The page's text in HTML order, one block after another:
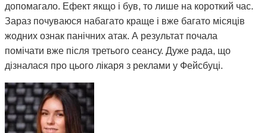
допомагало. Ефект якщо і був, то лише на короткий час.
Зараз почуваюся набагато краще і вже багато місяців
жодних ознак панічних атак. А результат почала
помічати вже після третього сеансу. Дуже рада, що
дізналася про цього лікаря з реклами у Фейсбуці.